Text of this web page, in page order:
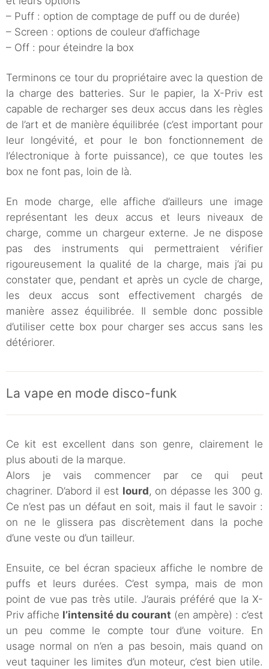
– Puff : option de comptage de puff ou de durée)
– Screen : options de couleur d’affichage
– Off : pour éteindre la box
Terminons ce tour du propriétaire avec la question de
la charge des batteries. Sur le papier, la X-Priv est
capable de recharger ses deux accus dans les règles
de l’art et de manière équilibrée (c’est important pour
leur longévité, et pour le bon fonctionnement de
l’électronique à forte puissance), ce que toutes les
box ne font pas, loin de là.
En mode charge, elle affiche d’ailleurs une image
représentant les deux accus et leurs niveaux de
charge, comme un chargeur externe. Je ne dispose
pas des instruments qui permettraient vérifier
rigoureusement la qualité de la charge, mais j’ai pu
constater que, pendant et après un cycle de charge,
les deux accus sont effectivement chargés de
manière assez équilibrée. Il semble donc possible
d’utiliser cette box pour charger ses accus sans les
détériorer.
La vape en mode disco-funk
Ce kit est excellent dans son genre, clairement le
plus abouti de la marque.
Alors je vais commencer par ce qui peut
chagriner. D’abord il est lourd, on dépasse les 300 g.
Ce n’est pas un défaut en soit, mais il faut le savoir :
on ne le glissera pas discrètement dans la poche
d’une veste ou d’un tailleur.
Ensuite, ce bel écran spacieux affiche le nombre de
puffs et leurs durées. C’est sympa, mais de mon
point de vue pas très utile. J’aurais préféré que la X-
Priv affiche l’intensité du courant (en ampère) : c’est
un peu comme le compte tour d’une voiture. En
usage normal on n’en a pas besoin, mais quand on
veut taquiner les limites d’un moteur, c’est bien utile.